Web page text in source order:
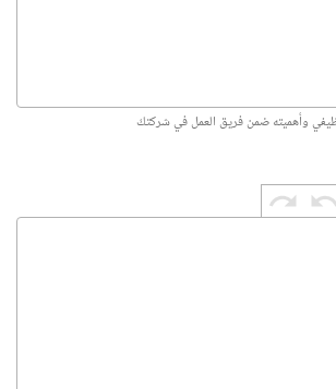
وأهميته ضمن فريق العمل في شركتك